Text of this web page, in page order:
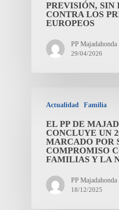
PREVISIÓN, SIN
CONTRA LOS
EUROPEOS
PP Majadahonda
29/04/2026
Actualidad Familia
EL PP DE
CONCLUYE UN
MARCADO POR
COMPROMISO
FAMILIAS Y LA
PP Majadahonda
18/12/2025